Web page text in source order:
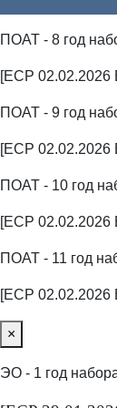
ПОАТ - 8 год
[ECP 02.02.2026
ПОАТ - 9 год
[ECP 02.02.2026
ПОАТ - 10 год
[ECP 02.02.2026
ПОАТ - 11 год
[ECP 02.02.2026
×
ЭО - 1 год